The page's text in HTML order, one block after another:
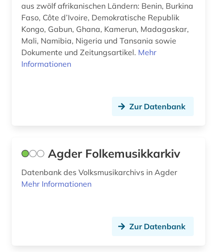
europa (2)
europe (1)
europäische ethnologie (2)
exil (1)
exponat (1)
extremismus (1)
fachdidaktik (1)
fachportal (1)
aus zwölf afrikanischen Ländern: Benin, Burkina
Faso, Côte d’Ivoire, Demokratische Republik
Kongo, Gabun, Ghana, Kamerun, Madagaskar,
Mali, Namibia, Nigeria und Tansania sowie
Dokumente und Zeitungsartikel. Mehr
Informationen
Zur Datenbank
Agder Folkemusikkarkiv
Datenbank des Volksmusikarchivs in Agder
Mehr Informationen
Zur Datenbank